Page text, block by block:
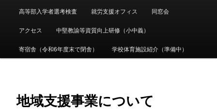
ン
コ
ン
ン
高等部入学者選考検査 就労支援オフィス 同窓会
アクセス 中堅教諭等資質向上研修（小中義）
寄宿舎（令和6年度末で閉舎） 学校体育施設紹介（準備中）
地域支援事業について